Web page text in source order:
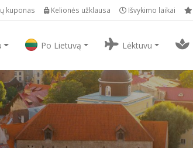
kuponas Kelionės užklausa Išvykimo laikai
Po Lietuvą Lėktuvu